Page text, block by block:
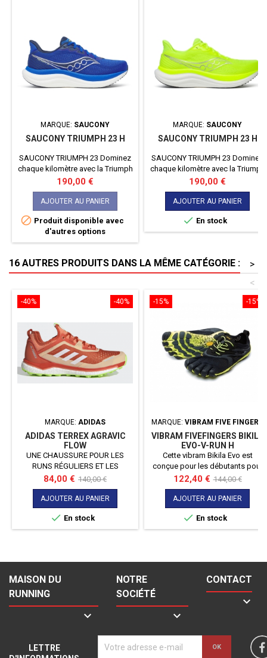
MARQUE: SAUCONY
SAUCONY TRIUMPH 23 H
SAUCONY TRIUMPH 23 Dominez
chaque kilomètre avec la Triumph
23 de Saucony. Conçue pour les
coureurs exigeants, cette
chaussure allie un amorti
exceptionnel et une réactivité
sans pareil. Laissez-vous porter
par un confort incomparable et
une performance inégalée à
Prix
190,00 €
AJOUTER AU PANIER
 Produit disponible avec
d'autres options
MARQUE: SAUCONY
SAUCONY TRIUMPH 23 H
SAUCONY TRIUMPH 23 Dominez
chaque kilomètre avec la Triumph
23 de Saucony. Conçue pour les
coureurs exigeants, cette
chaussure allie un amorti
exceptionnel et une réactivité
sans pareil. Laissez-vous porter
par un confort incomparable et
Prix
190,00 €
AJOUTER AU PANIER
 En stock
16 AUTRES PRODUITS DANS LA MÊME CATÉGORIE :
>
<
-40%
-40%
MARQUE: ADIDAS
ADIDAS TERREX AGRAVIC
FLOW
UNE CHAUSSURE POUR LES
RUNS RÉGULIERS ET LES
LONGUES DISTANCES SUR LE
BITUME OU LE TRAIL. Trouve ton
rythme avec cette chaussure de
trail. Conçue pour garantir une
foulée souple sur tout type de
surface, elle présente un design
intermédiaire Boost assure un
retour d'énergie infini. Le design...
Prix
84,00 € Prix
de
base
140,00 €
AJOUTER AU PANIER
 En stock
-15%
-15%
MARQUE: VIBRAM FIVE FINGERS
VIBRAM FIVEFINGERS BIKILA
EVO-V-RUN H
Cette vibram Bikila Evo est
conçue pour les débutants pour
s'habituer et effectuer une
transition avec une chaussure
légèrement plus tolérante. Poids
de 145g pour un 45
Prix
122,40 € Prix
de
base
144,00 €
AJOUTER AU PANIER
 En stock
MAISON DU
RUNNING

NOTRE
SOCIÉTÉ

CONTACT

LETTRE